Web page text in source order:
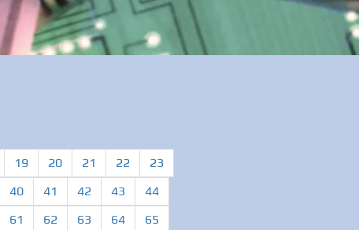
19 20 21 22
23
40 41 42 43
44
61 62 63 64
65